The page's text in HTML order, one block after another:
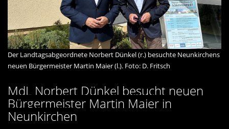
Der Landtagsabgeordnete Norbert Dünkel (r.) besuchte Neunkirchens
neuen Bürgermeister Martin Maier (l.). Foto: D. Fritsch
MdL Norbert Dünkel besucht neuen
Bürgermeister Martin Maier in
Neunkirchen